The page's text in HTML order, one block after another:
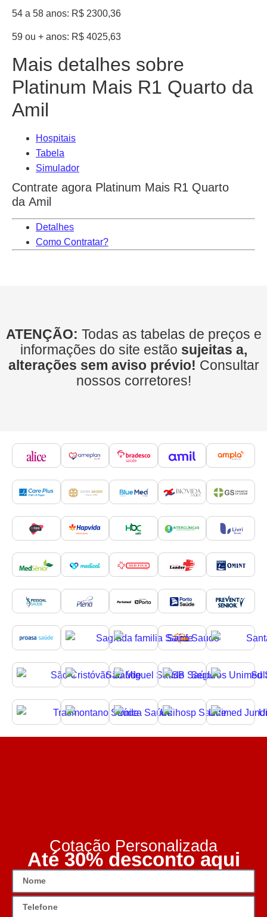
54 a 58 anos: R$ 2300,36
59 ou + anos: R$ 4025,63
Mais detalhes sobre
Platinum Mais R1 Quarto da
Amil
Hospitais
Tabela
Simulador
Contrate agora Platinum Mais R1 Quarto
da Amil
Detalhes
Como Contratar?
ATENÇÃO: Todas as tabelas de preços e
informações do site estão sujeitas a,
alterações sem aviso prévio! Consultar
nossos corretores!
Cotação Personalizada
Até 30% desconto aqui